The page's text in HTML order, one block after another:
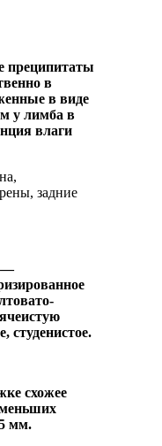
преципитаты
в
в виде
у лимба в
влаги
задние
—
студенистое.
схожее
меньших
мм.